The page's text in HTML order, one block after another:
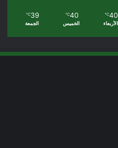
40
℃
الأربعاء
40
℃
الخميس
39
℃
الجمعة